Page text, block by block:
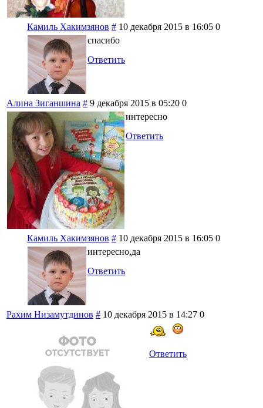
Камиль Хакимзянов # 10 декабря 2015 в 16:05 0
спасибо
Ответить
Алина Зиганшина # 9 декабря 2015 в 05:20 0
интересно
Ответить
Камиль Хакимзянов # 10 декабря 2015 в 16:05 0
интересно,да
Ответить
Рахим Низамутдинов # 10 декабря 2015 в 14:27 0
Ответить